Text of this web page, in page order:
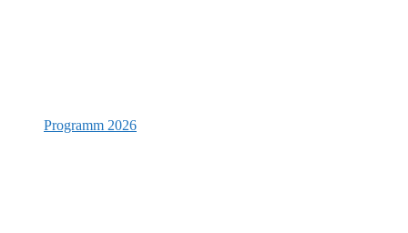
Programm 2026